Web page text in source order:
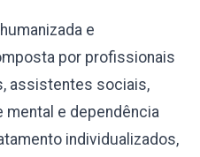
e
por profissionais
assistentes sociais,
e dependência
individualizados,